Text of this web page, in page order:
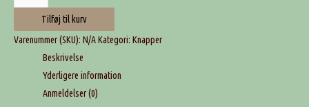
runde
antal
Tilføj til kurv
Varenummer (SKU): N/AKategori: Knapper
Beskrivelse
Yderligere information
Anmeldelser (0)